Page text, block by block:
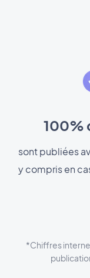
100%
sont publiées
y compris en
*Chiffres